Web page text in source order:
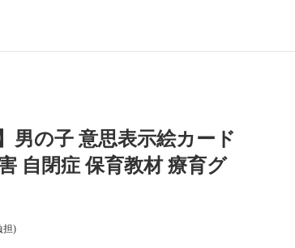
男の子 意思表示絵カード
自閉症 保育教材 療育グ
担)